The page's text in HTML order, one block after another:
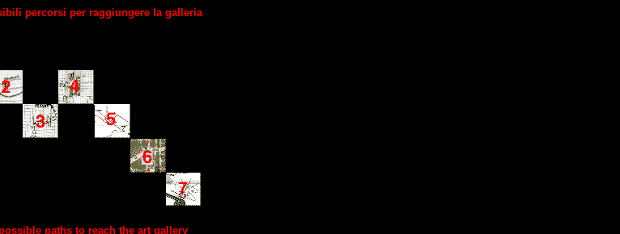
percorsi per raggiungere la galleria
paths to reach the art gallery